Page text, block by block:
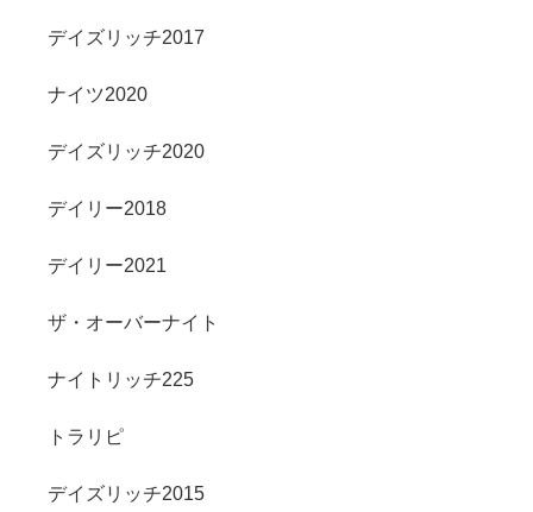
デイズリッチ2017
ナイツ2020
デイズリッチ2020
デイリー2018
デイリー2021
ザ・オーバーナイト
ナイトリッチ225
トラリピ
デイズリッチ2015